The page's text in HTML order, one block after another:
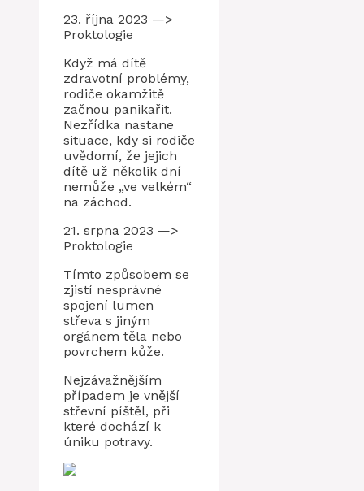
23. října 2023 —>
Proktologie
Když má dítě
zdravotní problémy,
rodiče okamžitě
začnou panikařit.
Nezřídka nastane
situace, kdy si rodiče
uvědomí, že jejich
dítě už několik dní
nemůže „ve velkém“
na záchod.
21. srpna 2023 —>
Proktologie
Tímto způsobem se
zjistí nesprávné
spojení lumen
střeva s jiným
orgánem těla nebo
povrchem kůže.
Nejzávažnějším
případem je vnější
střevní píštěl, při
které dochází k
úniku potravy.